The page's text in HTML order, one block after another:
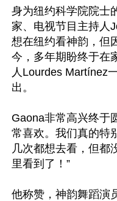
身为纽约科学院院士
家、电视节目主持人
想在纽约看神韵，但
今，多年期盼终于在
人Lourdes Martínez
出。
Gaona非常高兴终于
常喜欢。我们真的特
几次都想去看，但都
里看到了！”
他称赞，神韵舞蹈演